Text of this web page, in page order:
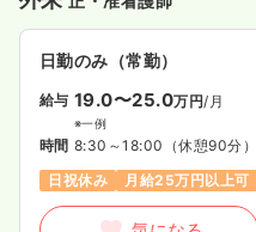
日勤のみ（常勤）
給与 19.0〜25.0万円/月
※一例
時間 8:30～18:00 （休憩90分）
日祝休み
月給25万円以上可